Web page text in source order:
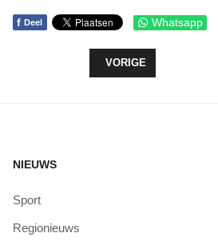
f Deel Whatsapp
VORIG ARTIKEL: 1
VORIGE
NIEUWS
Sport
Regionieuws